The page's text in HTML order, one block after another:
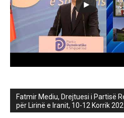
Fatmir Mediu, Drejtuesi i Partisë
për Lirinë e Iranit, 10-12 Korrik